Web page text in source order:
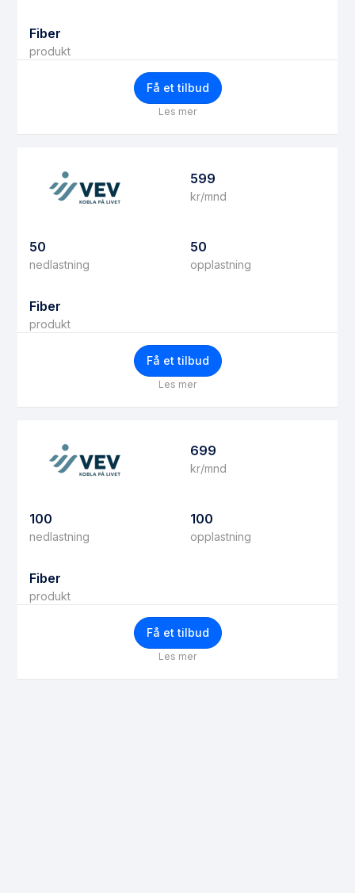
Fiber
produkt
Få et tilbud
Les mer
599
kr/mnd
50
nedlastning
50
opplastning
Fiber
produkt
Få et tilbud
Les mer
699
kr/mnd
100
nedlastning
100
opplastning
Fiber
produkt
Få et tilbud
Les mer